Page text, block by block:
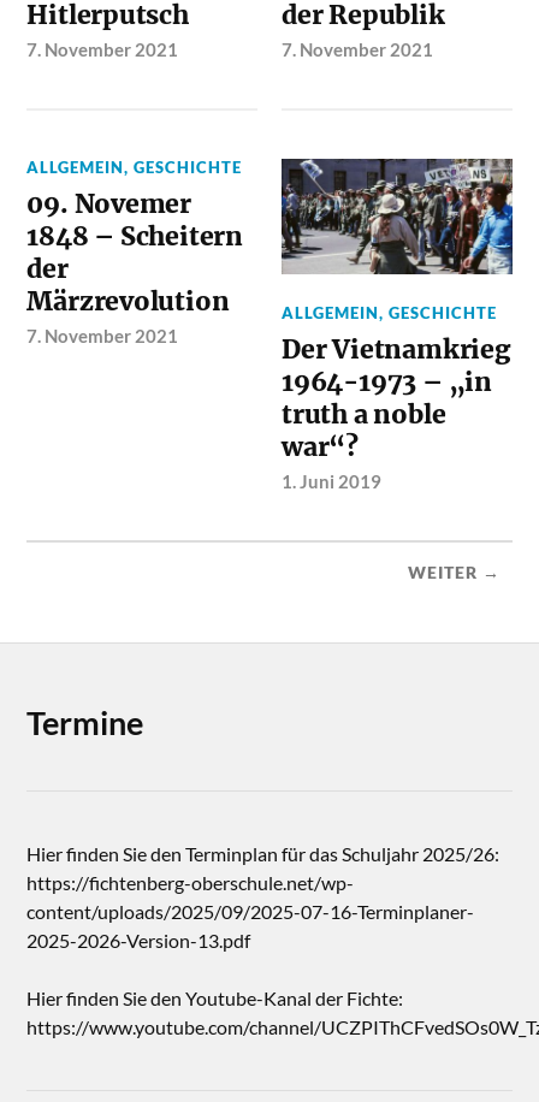
Hitlerputsch
7. November 2021
der Republik
7. November 2021
ALLGEMEIN,GESCHICHTE
09. Novemer
1848 – Scheitern
der
Märzrevolution
7. November 2021
ALLGEMEIN,GESCHICHTE
Der Vietnamkrieg
1964-1973 – „in
truth a noble
war“?
1. Juni 2019
WEITER →
Termine
Hier finden Sie den Terminplan für das Schuljahr 2025/26:
https://fichtenberg-oberschule.net/wp-
content/uploads/2025/09/2025-07-16-Terminplaner-
2025-2026-Version-13.pdf
Hier finden Sie den Youtube-Kanal der Fichte:
https://www.youtube.com/channel/